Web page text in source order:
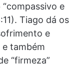
e
Tiago dá os
e
e também
“firmeza”